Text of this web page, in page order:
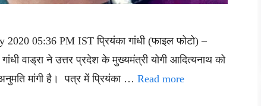
05:36 PM IST प्रियंका गांधी (फाइल फोटो) –
वाड्रा ने उत्तर प्रदेश के मुख्यमंत्री योगी आदित्यनाथ को
मांगी है। पत्र में प्रियंका … Read more